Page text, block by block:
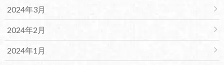
2024年3月
2024年2月
2024年1月